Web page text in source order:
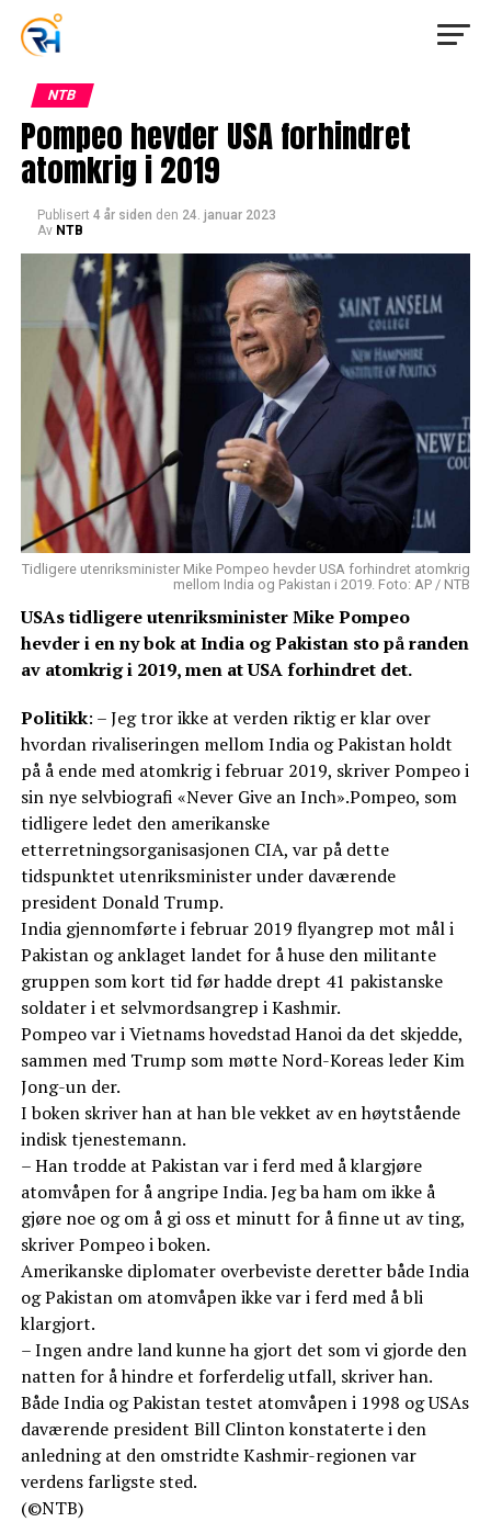
NTB
Pompeo hevder USA forhindret
atomkrig i 2019
Publisert 4 år siden den 24. januar 2023
Av NTB
Tidligere utenriksminister Mike Pompeo hevder USA forhindret atomkrig
mellom India og Pakistan i 2019. Foto: AP / NTB
USAs tidligere utenriksminister Mike Pompeo
hevder i en ny bok at India og Pakistan sto på randen
av atomkrig i 2019, men at USA forhindret det.
Politikk: – Jeg tror ikke at verden riktig er klar over
hvordan rivaliseringen mellom India og Pakistan holdt
på å ende med atomkrig i februar 2019, skriver Pompeo i
sin nye selvbiografi «Never Give an Inch».Pompeo, som
tidligere ledet den amerikanske
etterretningsorganisasjonen CIA, var på dette
tidspunktet utenriksminister under daværende
president Donald Trump.
India gjennomførte i februar 2019 flyangrep mot mål i
Pakistan og anklaget landet for å huse den militante
gruppen som kort tid før hadde drept 41 pakistanske
soldater i et selvmordsangrep i Kashmir.
Pompeo var i Vietnams hovedstad Hanoi da det skjedde,
sammen med Trump som møtte Nord-Koreas leder Kim
Jong-un der.
I boken skriver han at han ble vekket av en høytstående
indisk tjenestemann.
– Han trodde at Pakistan var i ferd med å klargjøre
atomvåpen for å angripe India. Jeg ba ham om ikke å
gjøre noe og om å gi oss et minutt for å finne ut av ting,
skriver Pompeo i boken.
Amerikanske diplomater overbeviste deretter både India
og Pakistan om atomvåpen ikke var i ferd med å bli
klargjort.
– Ingen andre land kunne ha gjort det som vi gjorde den
natten for å hindre et forferdelig utfall, skriver han.
Både India og Pakistan testet atomvåpen i 1998 og USAs
daværende president Bill Clinton konstaterte i den
anledning at den omstridte Kashmir-regionen var
verdens farligste sted.
(©NTB)